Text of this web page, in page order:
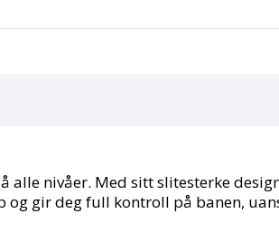
nivåer. Med sitt slitesterke
gir deg full kontroll på banen,